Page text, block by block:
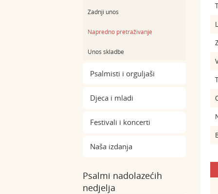
Zadnji unos
Napredno pretraživanje
Unos skladbe
Psalmisti i orguljaši
Djeca i mladi
Festivali i koncerti
Naša izdanja
Psalmi nadolazećih
nedjelja